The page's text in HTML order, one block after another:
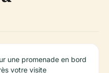
une promenade en bord
votre visite